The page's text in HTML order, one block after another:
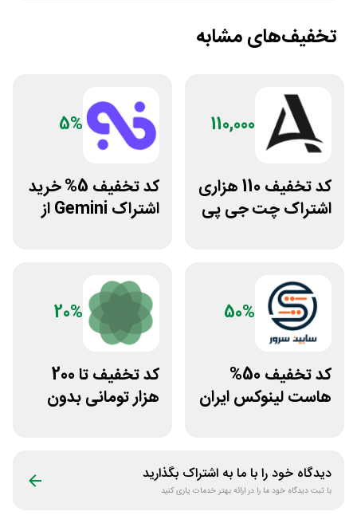
تخفیف‌های مشابه
110,000
کد تخفیف 110 هزاری
اشتراک چت جی پی
5%
کد تخفیف 5% خرید
اشتراک Gemini از
50%
کد تخفیف 50%
هاست لینوکس ایران
20%
کد تخفیف تا 200
هزار تومانی بدون
دیدگاه خود را با ما به اشتراک بگذارید
با ثبت دیدگاه خود ما را در ارائه بهتر خدمات یاری کنید